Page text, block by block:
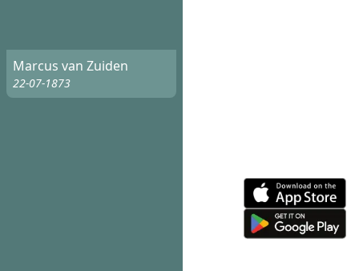
Marcus van Zuiden
22-07-1873